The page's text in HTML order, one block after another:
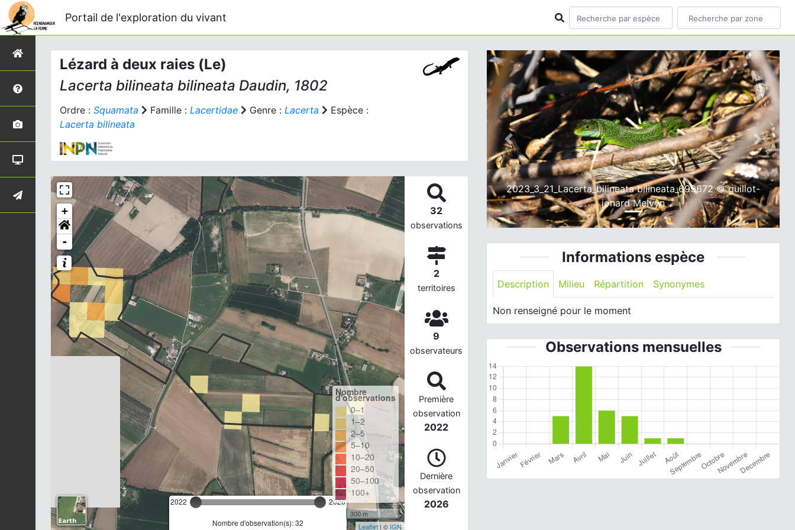
Portail de l'exploration du vivant
Lézard à deux raies (Le)
Lacerta bilineata bilineata Daudin, 1802
Ordre : Squamata Famille : Lacertidae Genre : Lacerta
Espèce :
Lacerta bilineata
+
-
2022 2026
Nombre d'observation(s): 32
Nombre
d'observations
0–1
1–2
2–5
5–10
10–20
20–50
50–100
100+
300 m
Leaflet| © IGN
32
observations
2
territoires
9
observateurs
Première
observation
2022
Dernière
observation
2026
2023_3_21_Lacerta_bilineata bilineata_699672 © guillot-
jonard Melvyn
Previous Next
Informations espèce
Description Milieu Répartition Synonymes
Non renseigné pour le moment
Observations mensuelles